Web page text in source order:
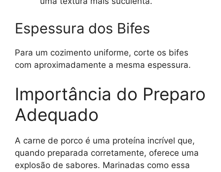
Espessura dos Bifes
Para um cozimento uniforme, corte os bifes
com aproximadamente a mesma espessura.
Importância do Preparo
Adequado
A carne de porco é uma proteína incrível que,
quando preparada corretamente, oferece uma
explosão de sabores. Marinadas como essa